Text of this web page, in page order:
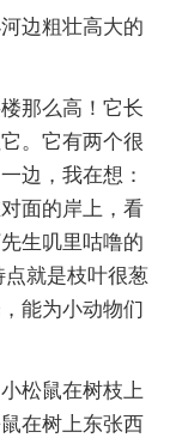
边粗壮高大的
那么高！它长
。它有两个很
边，我在想：
面的岸上，看
生叽里咕噜的
就是枝叶很葱
能为小动物们
松鼠在树枝上
在树上东张西